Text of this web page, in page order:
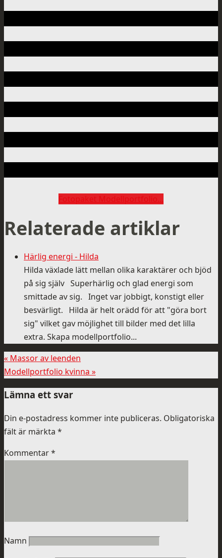
Fotopaket Modellportfolio...
Relaterade artiklar
Härlig energi - Hilda
Hilda växlade lätt mellan olika karaktärer och bjöd
på sig själv Superhärlig och glad energi som
smittade av sig. Inget var jobbigt, konstigt eller
besvärligt. Hilda är helt orädd för att "göra bort
sig" vilket gav möjlighet till bilder med det lilla
extra. Skapa modellportfolio...
« Massor av leenden
Modellportfolio kvinna »
Lämna ett svar
Din e-postadress kommer inte publiceras. Obligatoriska
fält är märkta *
Kommentar*
Namn